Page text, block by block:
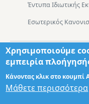
Έντυπα Ιδιωτικής
Εσωτερικός
Footer
Τμήματα Χάρτης
Χρησιμοποιούμε
εμπειρία
Κάνοντας κλικ στο
Μάθετε περισσότερα